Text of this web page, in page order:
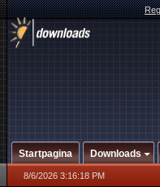
Startpagina Downloads
8/6/2026 3:16:18 PM